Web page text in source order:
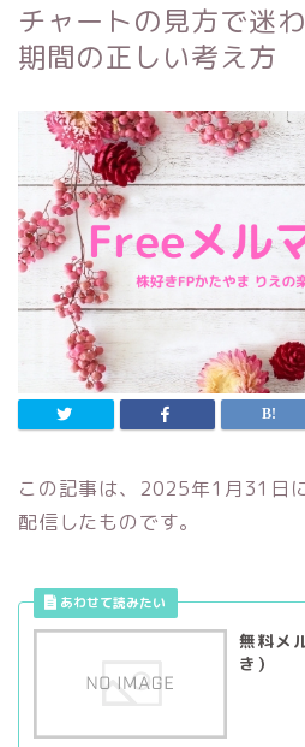
チャートの見方で迷
期間の正しい考え方
この記事は、2025年1月31日
配信したものです。
無料メ
き）